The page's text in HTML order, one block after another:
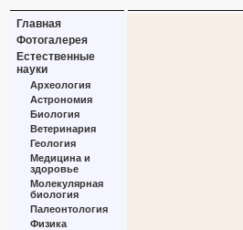
Главная
Фотогалерея
Естественные
науки
Археология
Астрономия
Биология
Ветеринария
Геология
Медицина и
здоровье
Молекулярная
биология
Палеонтология
Физика